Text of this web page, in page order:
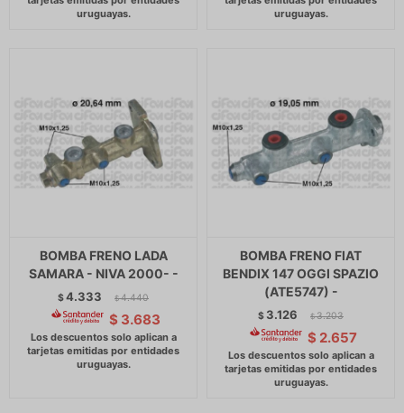
BOMBA FRENO LADA
SAMARA - NIVA 2000- -
$4.333 $ 4.440
$ 3.683
BOMBA FRENO FIAT
BENDIX 147 OGGI SPAZIO
(ATE5747) -
$ 3.126 $ 3.203
$ 2.657